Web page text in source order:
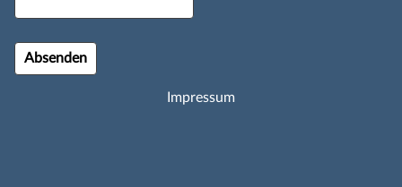
Impressum